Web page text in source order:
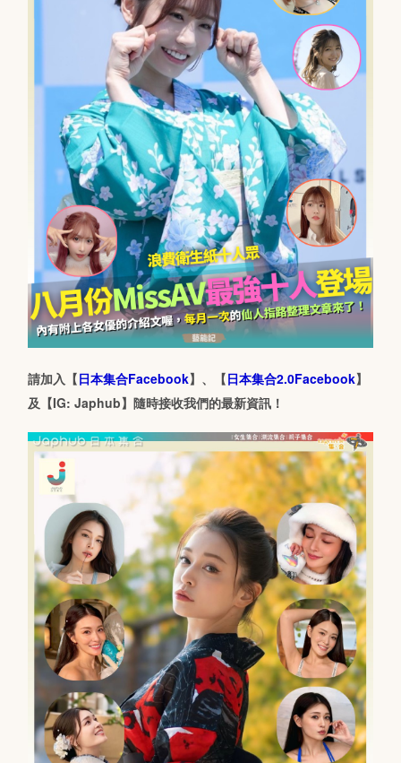
請加入【日本集合Facebook】、【日本集合2.0Facebook】
及【IG: Japhub】隨時接收我們的最新資訊！